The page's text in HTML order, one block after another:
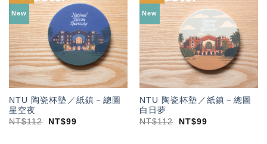
New
「願
望輕
單」
NTU 陶瓷杯墊／紙鎮－總圖
星空夜
NT$112 NT$99
New
「願
望輕
單」
NTU 陶瓷杯墊／紙鎮－總圖
白日夢
NT$112 NT$99